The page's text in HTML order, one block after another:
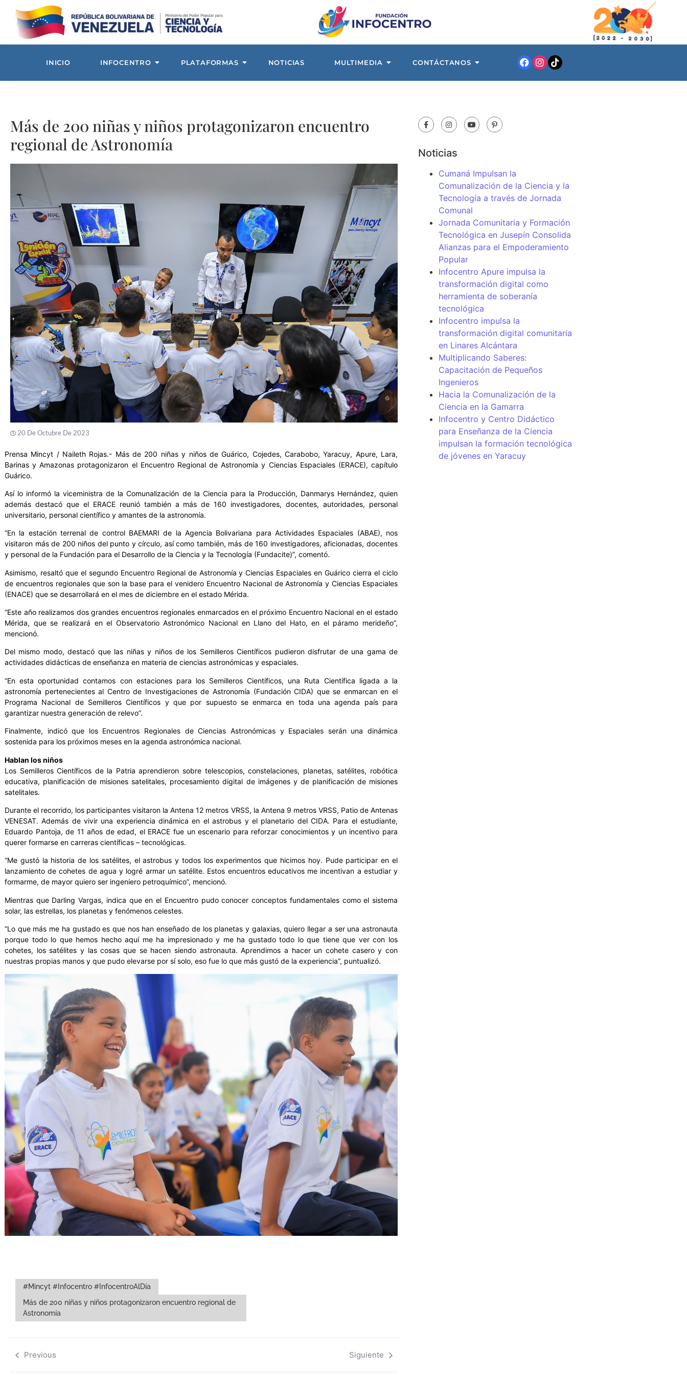
INICIO INFOCENTRO PLATAFORMAS NOTICIAS MULTIMEDIA CONTÁCTANOS
Más de 200 niñas y niños protagonizaron encuentro
regional de Astronomía
20 De Octubre De 2023
Prensa Mincyt / Naileth Rojas.- Más de 200 niñas y niños de Guárico, Cojedes, Carabobo, Yaracuy, Apure, Lara,
Barinas y Amazonas protagonizaron el Encuentro Regional de Astronomía y Ciencias Espaciales (ERACE), capítulo
Guárico.
Así lo informó la viceministra de la Comunalización de la Ciencia para la Producción, Danmarys Hernández, quien
además destacó que el ERACE reunió también a más de 160 investigadores, docentes, autoridades, personal
universitario, personal científico y amantes de la astronomía.
“En la estación terrenal de control BAEMARI de la Agencia Bolivariana para Actividades Espaciales (ABAE), nos
visitaron más de 200 niños del punto y círculo, así como también, más de 160 investigadores, aficionadas, docentes
y personal de la Fundación para el Desarrollo de la Ciencia y la Tecnología (Fundacite)”, comentó.
Asimismo, resaltó que el segundo Encuentro Regional de Astronomía y Ciencias Espaciales en Guárico cierra el ciclo
de encuentros regionales que son la base para el venidero Encuentro Nacional de Astronomía y Ciencias Espaciales
(ENACE) que se desarrollará en el mes de diciembre en el estado Mérida.
“Este año realizamos dos grandes encuentros regionales enmarcados en el próximo Encuentro Nacional en el estado
Mérida, que se realizará en el Observatorio Astronómico Nacional en Llano del Hato, en el páramo merideño”,
mencionó.
Del mismo modo, destacó que las niñas y niños de los Semilleros Científicos pudieron disfrutar de una gama de
actividades didácticas de enseñanza en materia de ciencias astronómicas y espaciales.
“En esta oportunidad contamos con estaciones para los Semilleros Científicos, una Ruta Científica ligada a la
astronomía pertenecientes al Centro de Investigaciones de Astronomía (Fundación CIDA) que se enmarcan en el
Programa Nacional de Semilleros Científicos y que por supuesto se enmarca en toda una agenda país para
garantizar nuestra generación de relevo”.
Finalmente, indicó que los Encuentros Regionales de Ciencias Astronómicas y Espaciales serán una dinámica
sostenida para los próximos meses en la agenda astronómica nacional.
Hablan los niños
Los Semilleros Científicos de la Patria aprendieron sobre telescopios, constelaciones, planetas, satélites, robótica
educativa, planificación de misiones satelitales, procesamiento digital de imágenes y de planificación de misiones
satelitales.
Durante el recorrido, los participantes visitaron la Antena 12 metros VRSS, la Antena 9 metros VRSS, Patio de Antenas
VENESAT. Además de vivir una experiencia dinámica en el astrobus y el planetario del CIDA. Para el estudiante,
Eduardo Pantoja, de 11 años de edad, el ERACE fue un escenario para reforzar conocimientos y un incentivo para
querer formarse en carreras científicas – tecnológicas.
“Me gustó la historia de los satélites, el astrobus y todos los experimentos que hicimos hoy. Pude participar en el
lanzamiento de cohetes de agua y logré armar un satélite. Estos encuentros educativos me incentivan a estudiar y
formarme, de mayor quiero ser ingeniero petroquímico”, mencionó.
Mientras que Darling Vargas, indica que en el Encuentro pudo conocer conceptos fundamentales como el sistema
solar, las estrellas, los planetas y fenómenos celestes.
“Lo que más me ha gustado es que nos han enseñado de los planetas y galaxias, quiero llegar a ser una astronauta
porque todo lo que hemos hecho aquí me ha impresionado y me ha gustado todo lo que tiene que ver con los
cohetes, los satélites y las cosas que se hacen siendo astronauta. Aprendimos a hacer un cohete casero y con
nuestras propias manos y que pudo elevarse por sí solo, eso fue lo que más gustó de la experiencia”, puntualizó.
#Mincyt #Infocentro #InfocentroAlDía
Más de 200 niñas y niños protagonizaron encuentro regional de
Astronomía
Previous Siguiente
Noticias
Cumaná Impulsan la
Comunalización de la Ciencia y la
Tecnología a través de Jornada
Comunal
Jornada Comunitaria y Formación
Tecnológica en Jusepín Consolida
Alianzas para el Empoderamiento
Popular
Infocentro Apure impulsa la
transformación digital como
herramienta de soberanía
tecnológica
Infocentro impulsa la
transformación digital comunitaria
en Linares Alcántara
Multiplicando Saberes:
Capacitación de Pequeños
Ingenieros
Hacia la Comunalización de la
Ciencia en la Gamarra
Infocentro y Centro Didáctico
para Enseñanza de la Ciencia
impulsan la formación tecnológica
de jóvenes en Yaracuy